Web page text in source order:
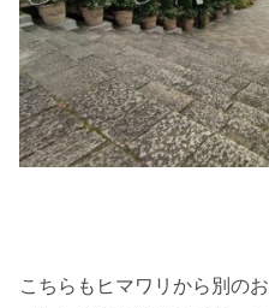
こちらもヒマワリから別の